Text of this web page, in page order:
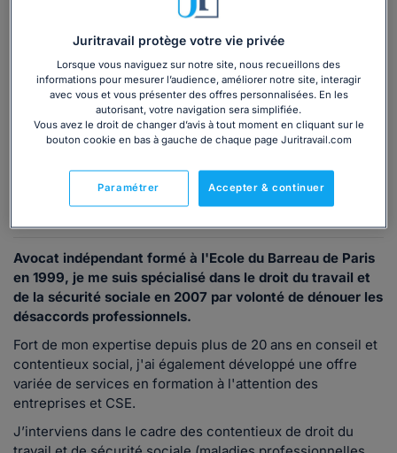
ou appelez le 01 75 75 42 33
(8h à 21h du lundi au
vendredi)
Présentation
Avocat indépendant formé à l'Ecole du Barreau de Paris
en 1999, je me suis spécialisé dans le droit du travail et
de la sécurité sociale en 2007 par volonté de dénouer les
désaccords professionnels.
Fort de mon expertise depuis plus de 20 ans en conseil et
contentieux social, j'ai également développé une offre
variée de services en formation à l'attention des
entreprises et CSE.
J’interviens dans le cadre des contentieux de droit du
Juritravail protège votre vie privée
Lorsque vous naviguez sur notre site, nous recueillons des
informations pour mesurer l’audience, améliorer notre site, interagir
avec vous et vous présenter des offres personnalisées. En les
autorisant, votre navigation sera simplifiée.
Vous avez le droit de changer d’avis à tout moment en cliquant sur le
bouton cookie en bas à gauche de chaque page Juritravail.com
Accepter & continuer
Paramétrer